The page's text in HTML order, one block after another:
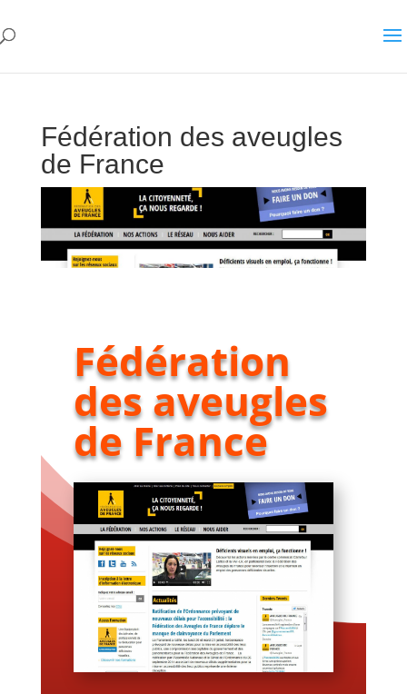
Fédération des aveugles
de France
Fédération
des aveugles
de France